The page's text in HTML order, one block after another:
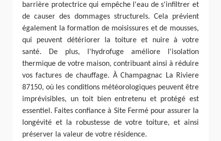
barrière protectrice qui empêche l'eau de s'infiltrer et
de causer des dommages structurels. Cela prévient
également la formation de moisissures et de mousses,
qui peuvent détériorer la toiture et nuire à votre
santé. De plus, l'hydrofuge améliore l'isolation
thermique de votre maison, contribuant ainsi à réduire
vos factures de chauffage. À Champagnac La Riviere
87150, où les conditions météorologiques peuvent être
imprévisibles, un toit bien entretenu et protégé est
essentiel. Faites confiance à Site Fermé pour assurer la
longévité et la robustesse de votre toiture, et ainsi
préserver la valeur de votre résidence.